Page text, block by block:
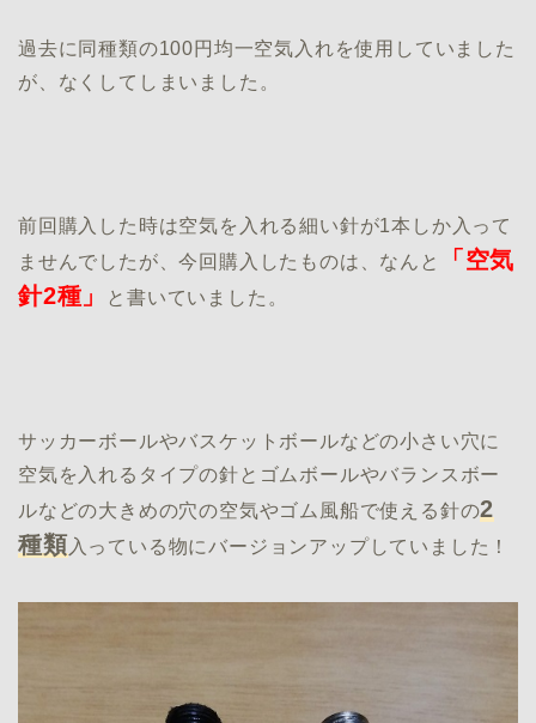
過去に同種類の100円均一空気入れを使用していました
が、なくしてしまいました。
前回購入した時は空気を入れる細い針が1本しか入って
ませんでしたが、今回購入したものは、なんと
「空気
針2種」
と書いていました。
サッカーボールやバスケットボールなどの小さい穴に
空気を入れるタイプの針とゴムボールやバランスボー
ルなどの大きめの穴の空気やゴム風船で使える針の2
種類 入っている物にバージョンアップしていました！